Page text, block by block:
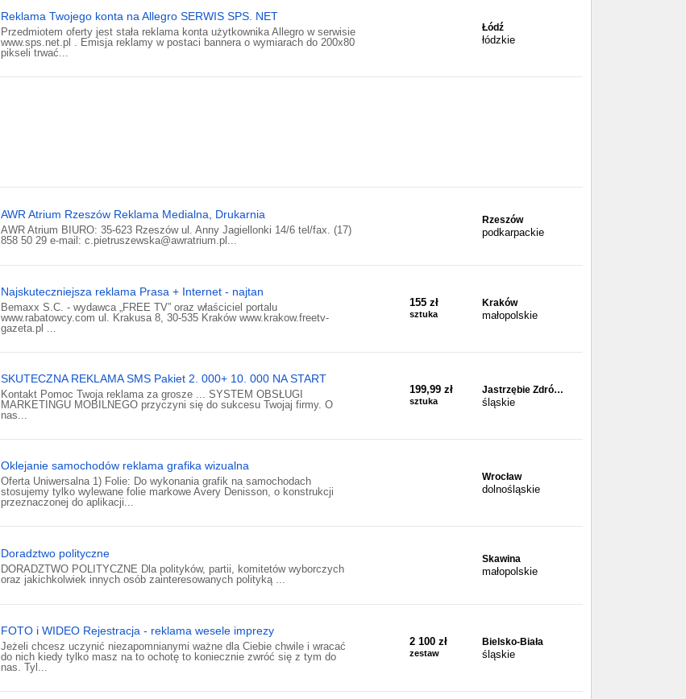
Reklama Twojego konta na Allegro SERWIS SPS. NET
Przedmiotem oferty jest stała reklama konta użytkownika Allegro w serwisie
www.sps.net.pl . Emisja reklamy w postaci bannera o wymiarach do 200x80
pikseli trwać...
Łódź
łódzkie
AWR Atrium Rzeszów Reklama Medialna, Drukarnia
AWR Atrium BIURO: 35-623 Rzeszów ul. Anny Jagiellonki 14/6 tel/fax. (17)
858 50 29 e-mail: c.pietruszewska@awratrium.pl...
Rzeszów
podkarpackie
Najskuteczniejsza reklama Prasa + Internet - najtan
Bemaxx S.C. - wydawca „FREE TV” oraz właściciel portalu
www.rabatowcy.com ul. Krakusa 8, 30-535 Kraków www.krakow.freetv-
gazeta.pl ...
155 zł
sztuka
Kraków
małopolskie
SKUTECZNA REKLAMA SMS Pakiet 2. 000+ 10. 000 NA START
Kontakt Pomoc Twoja reklama za grosze ... SYSTEM OBSŁUGI
MARKETINGU MOBILNEGO przyczyni się do sukcesu Twojaj firmy. O
nas...
199,99 zł
sztuka
Jastrzębie Zdró…
śląskie
Oklejanie samochodów reklama grafika wizualna
Oferta Uniwersalna 1) Folie: Do wykonania grafik na samochodach
stosujemy tylko wylewane folie markowe Avery Denisson, o konstrukcji
przeznaczonej do aplikacji...
Wrocław
dolnośląskie
Doradztwo polityczne
DORADZTWO POLITYCZNE Dla polityków, partii, komitetów wyborczych
oraz jakichkolwiek innych osób zainteresowanych polityką ...
Skawina
małopolskie
FOTO i WIDEO Rejestracja - reklama wesele imprezy
Jeżeli chcesz uczynić niezapomnianymi ważne dla Ciebie chwile i wracać
do nich kiedy tylko masz na to ochotę to koniecznie zwróć się z tym do
nas. Tyl...
2 100 zł
zestaw
Bielsko-Biała
śląskie